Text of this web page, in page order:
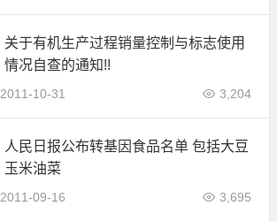
关于有机生产过程销量控制与标志使用
情况自查的通知!!
2011-10-31 3,204
人民日报公布转基因食品名单 包括大豆
玉米油菜
2011-09-16 3,695